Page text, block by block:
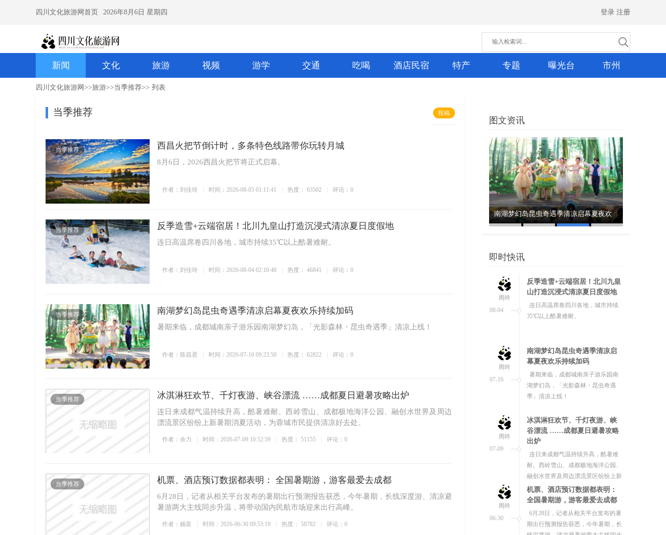
四川文化旅游网首页 2026年8月6日 星期四 登录 注册
新闻 文化 旅游 视频 游学 交通 吃喝 酒店民宿 特产 专题 曝光台 市州
四川文化旅游网 >>旅游>>当季推荐>> 列表
当季推荐 投稿
当季推荐 西昌火把节倒计时，多条特色线路带你玩转月城
8月6日，2026西昌火把节将正式启幕。
作者：刘佳玲 时间：2026-08-05 01:11:41 热度： 63502 评论：0
当季推荐 反季造雪+云端宿居！北川九皇山打造沉浸式清凉夏日度假地
连日高温席卷四川各地，城市持续35℃以上酷暑难耐。
作者：刘佳玲 时间：2026-08-04 02:10:48 热度： 46841 评论：0
当季推荐 南湖梦幻岛昆虫奇遇季清凉启幕夏夜欢乐持续加码
暑期来临，成都城南亲子游乐园南湖梦幻岛，「光影森林・昆虫奇遇季」清凉上线！
作者：陈昌君 时间：2026-07-16 09:23:50 热度： 62822 评论：0
当季推荐 冰淇淋狂欢节、千灯夜游、峡谷漂流 ……成都夏日避暑攻略出炉
连日来成都气温持续升高，酷暑难耐。西岭雪山、成都极地海洋公园、融创水世界及周边
漂流景区纷纷上新暑期消夏活动，为蓉城市民提供清凉好去处。
作者：余力 时间：2026-07-09 10:52:59 热度： 51155 评论：0
当季推荐 机票、酒店预订数据都表明： 全国暑期游，游客最爱去成都
6月28日，记者从相关平台发布的暑期出行预测报告获悉，今年暑期，长线深度游、清凉避
暑游两大主线同步升温，将带动国内民航市场迎来出行高峰。
作者：杨富 时间：2026-06-30 09:53:19 热度： 58782 评论：0
图文资讯
南湖梦幻岛昆虫奇遇季清凉启幕夏夜欢
即时快讯
08-05
周吟
西昌火把节倒计时，多条特色
线路带你玩转月城
8月6日，2026西昌火把节将正式启
幕。
08-04
反季造雪+云端宿居！北川九皇
周吟
南湖梦幻岛昆虫奇遇季清凉启
幕夏夜欢乐持续加码
暑期来临，成都城南亲子游乐园南
周吟
冰淇淋狂欢节、千灯夜游、峡
谷漂流 ……成都夏日避暑攻略
出炉
连日来成都气温持续升高，酷暑难
融创水世界及周边漂流景区纷纷上新
暑期消夏活动，为蓉城市民提供清...
周吟
机票、酒店预订数据都表明：
全国暑期游，游客最爱去成都
6月28日，记者从相关平台发布的暑
期出行预测报告获悉，今年暑期，长
线深度游、清凉避暑游两大主线同步
升温，将带动国内民航市场迎来出...
周吟
成都避暑优选 西岭雪山双索道
齐发，360°全景视野+翻倍运力
恰逢暑期即将开启，景区同步上线